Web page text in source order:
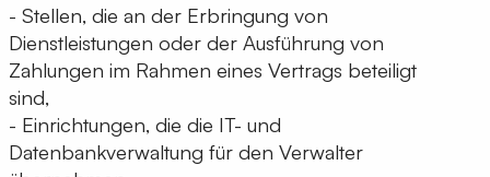
- Stellen, die an der Erbringung von
Dienstleistungen oder der Ausführung von
Zahlungen im Rahmen eines Vertrags beteiligt
sind,
- Einrichtungen, die die IT- und
Datenbankverwaltung für den Verwalter